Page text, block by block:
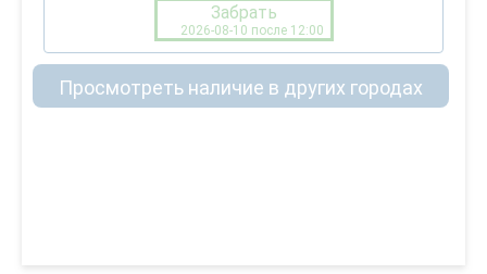
Забрать
2026-08-10 после 12:00
Просмотреть наличие в других городах